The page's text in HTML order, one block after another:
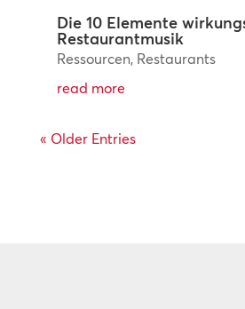
Die 10 Elemente
Restaurantmusik
Ressourcen, Restaurants
read more
« Older Entries